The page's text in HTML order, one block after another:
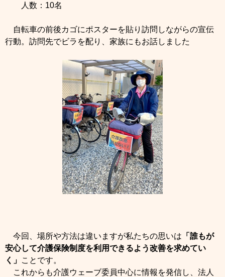
人数：10名
自転車の前後カゴにポスターを貼り訪問しながらの宣伝
行動。訪問先でビラを配り、家族にもお話しました
今回、場所や方法は違いますが私たちの思いは 「誰もが
安心して介護保険制度を利用できるよう改善を求めてい
く」 ことです。
これからも介護ウェーブ委員中心に情報を発信し、法人